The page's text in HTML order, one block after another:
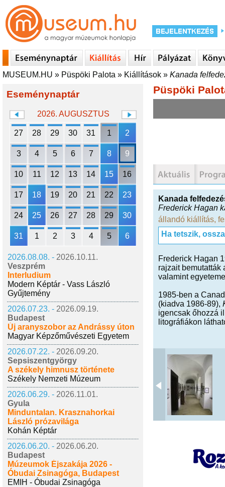
MUSEUM.HU » Püspöki Palota » Kiállítások » Kanada
Eseménynaptár
2026. AUGUSZTUS
27 28 29 30 31 1 2
3 4 5 6 7 8 9
10 11 12 13 14 15 16
17 18 19 20 21 22 23
24 25 26 27 28 29 30
31 1 2 3 4 5 6
2026.08.08. - 2026.10.11.
Veszprém
Interludium
Modern Képtár - Vass László
Gyűjtemény
2026.07.23. - 2026.09.19.
Budapest
Új aranyszobor az Andrássy úton
Magyar Képzőművészeti Egyetem
2026.07.22. - 2026.09.20.
Sepsiszentgyörgy
A székely himnusz története
Székely Nemzeti Múzeum
2026.06.29. - 2026.11.01.
Gyula
Minduntalan. Krasznahorkai
László prózavilága
Kohán Képtár
2026.06.20. - 2026.06.20.
Budapest
Múzeumok Éjszakája 2026 -
Óbudai Zsinagóga, Budapest
EMIH - Óbudai Zsinagóga
Püspöki
Kanada
Frederick Hagan
állandó kiállítás,
Ha tetszik,
Frederick Hagan
rajzait
valamint
1985-ben a
(kiadva 1986-89),
igencsak őhozzá
litográfiákon